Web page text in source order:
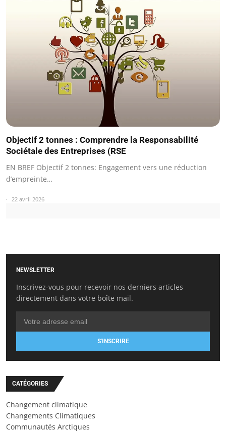
Objectif 2 tonnes : Comprendre la Responsabilité
Sociétale des Entreprises (RSE
EN BREF Objectif 2 tonnes: Engagement vers une réduction
d’empreinte…
22 avril 2026
NEWSLETTER
Inscrivez-vous pour recevoir nos derniers articles
directement dans votre boîte mail.
S'INSCRIRE
CATÉGORIES
Changement climatique
Changements Climatiques
Communautés Arctiques